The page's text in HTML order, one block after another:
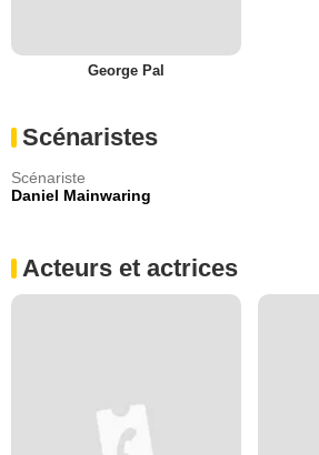
George Pal
Scénaristes
Scénariste
Daniel Mainwaring
Acteurs et actrices